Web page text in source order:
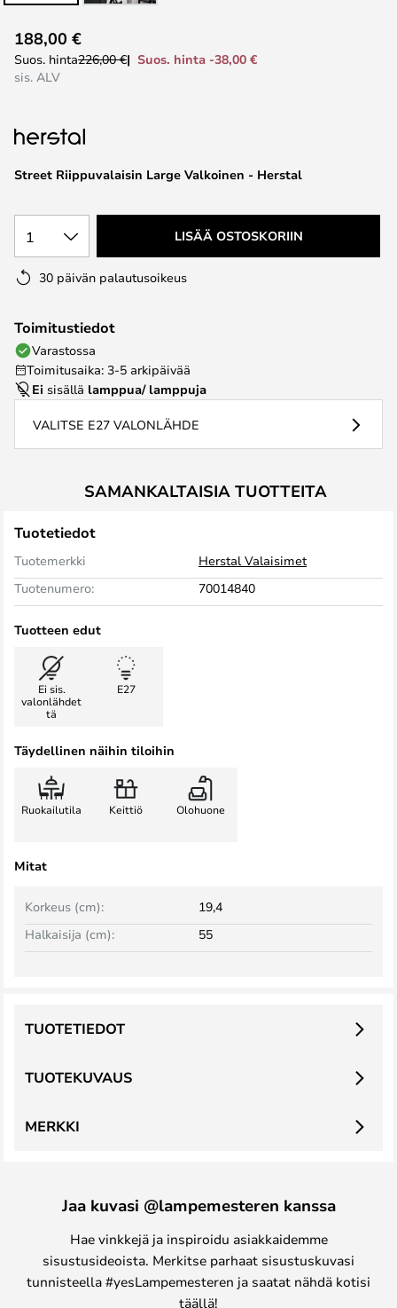
to
the
the
gallery
Street Riippuvalaisin Large Valkoinen - Herstal
188,00 €
Suos. hinta226,00 €
Suos. hinta -38,00 €
sis. ALV
1 LISÄÄ OSTOSKORIIN
30 päivän palautusoikeus
Toimitustiedot
Varastossa
Toimitusaika: 3-5 arkipäivää
Ei sisällä lamppua/ lamppuja
VALITSE E27 VALONLÄHDE
SAMANKALTAISIA TUOTTEITA
Tuotetiedot
Tuotemerkki
Herstal Valaisimet
Tuotenumero:
70014840
Tuotteen edut
Ei sis.
valonlähdet
tä
E27
Täydellinen näihin tiloihin
Ruokailutila Keittiö Olohuone
Mitat
Korkeus (cm):
19,4
Halkaisija (cm):
55
TUOTEKUVAUS
TUOTETIEDOT
MERKKI
Jaa kuvasi @lampemesteren kanssa
Hae vinkkejä ja inspiroidu asiakkaidemme
sisustusideoista. Merkitse parhaat sisustuskuvasi
tunnisteella #yesLampemesteren ja saatat nähdä kotisi
täällä!